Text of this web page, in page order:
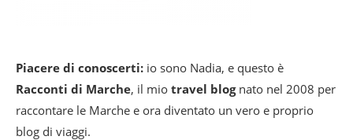
Piacere di conoscerti: io sono Nadia, e questo è
Racconti di Marche, il mio travel blognato nel 2008 per
raccontare le Marche e ora diventato un vero e proprio
blog di viaggi.